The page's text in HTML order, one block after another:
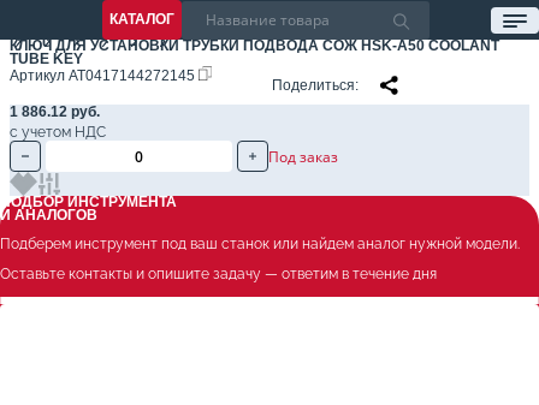
КАТАЛОГ
КЛЮЧ ДЛЯ УСТАНОВКИ ТРУБКИ ПОДВОДА СОЖ HSK-A50 COOLANT
TUBE KEY
Артикул AT0417144272145
Поделиться
1 886.12 руб.
с учетом НДС
Под заказ
ПОДБОР ИНСТРУМЕНТА
И АНАЛОГОВ
Подберем инструмент под ваш станок или найдем аналог нужной модели.
Оставьте контакты и опишите задачу — ответим в течение дня